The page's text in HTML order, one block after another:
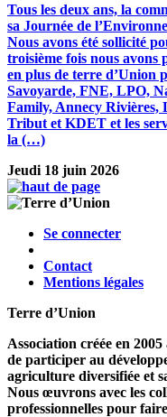
Tous les deux ans, la
sa Journée de
Nous avons été sollicité
troisième fois nous avons
en plus de terre d’Union
Savoyarde, FNE, LPO,
Family, Annecy
Tribut et KDET et les
la (…)
Jeudi 18 juin 2026
Se connecter
Contact
Mentions légales
Terre d’Union
Association créée en
de participer au
agriculture diversifiée et
Nous œuvrons avec les
professionnelles pour